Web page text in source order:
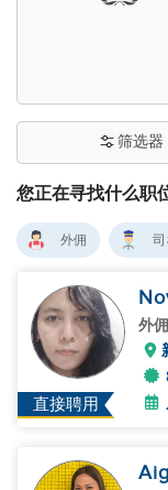
您正在寻找什么职
筛选器
外佣
直接聘用
外佣